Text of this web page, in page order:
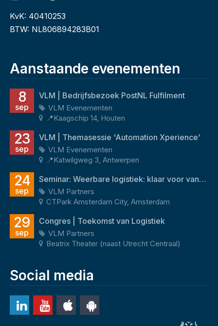
KvK: 40410253
BTW: NL806894283B01
Aanstaande evenementen
8
sep
VLM | Bedrijfsbezoek PostNL Fulfilment
VLM Evenementen
📍Kaagschip 14, Houten
23
sep
VLM | Themasessie 'Automation Xperience’
VLM Evenementen
📍Katwilgweg 3, Antwerpen
24
sep
Seminar: Weerbare logistiek: klaar voor vandaag én morgen
VLM Partners
CTPark Amsterdam City, Amsterdam
29
sep
Congres | Toekomst van Logistiek
VLM Partners
Beatrix Theater (naast Utrecht Centraal)
Social media